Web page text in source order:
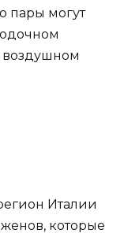
пары могут
воздушном
Италии
которые